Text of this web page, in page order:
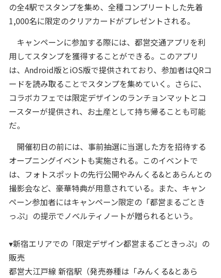
の全4駅でスタンプを集め、全種コンプリートした先着
1,000名に限定のクリアカードがプレゼントされる。
キャンペーンに参加する際には、都営交通アプリを利
用してスタンプを獲得することができる。このアプリ
は、Android版とiOS版で提供されており、参加者はQRコ
ードを読み取ることでスタンプを集めていく。さらに、
コラボカフェでは限定デザインのランチョンマットとコ
ースターが提供され、お土産として持ち帰ることも可能
だ。
開催初日の前には、事前抽選に当選した方を招待する
オープニングイベントも実施される。このイベントで
は、フォトスポットの先行公開やみんくる&とあらんとの
撮影会など、豪華特典が用意されている。また、キャン
ペーン参加者にはキャンペーン限定の「都営まるごとき
っぷ」の提示でノベルティノートが贈られるという。
▾新宿エリアでの「限定デザイン都営まるごときっぷ」の
販売
都営大江戸線 新宿駅（発売券種は「みんくる&とあら